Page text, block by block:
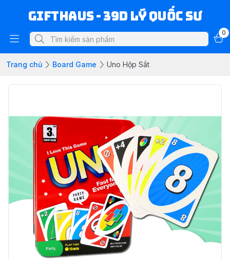
Gifthaus - 39D Lý Quốc Sư
0
Trang chủ Board Game Uno Hộp Sắt